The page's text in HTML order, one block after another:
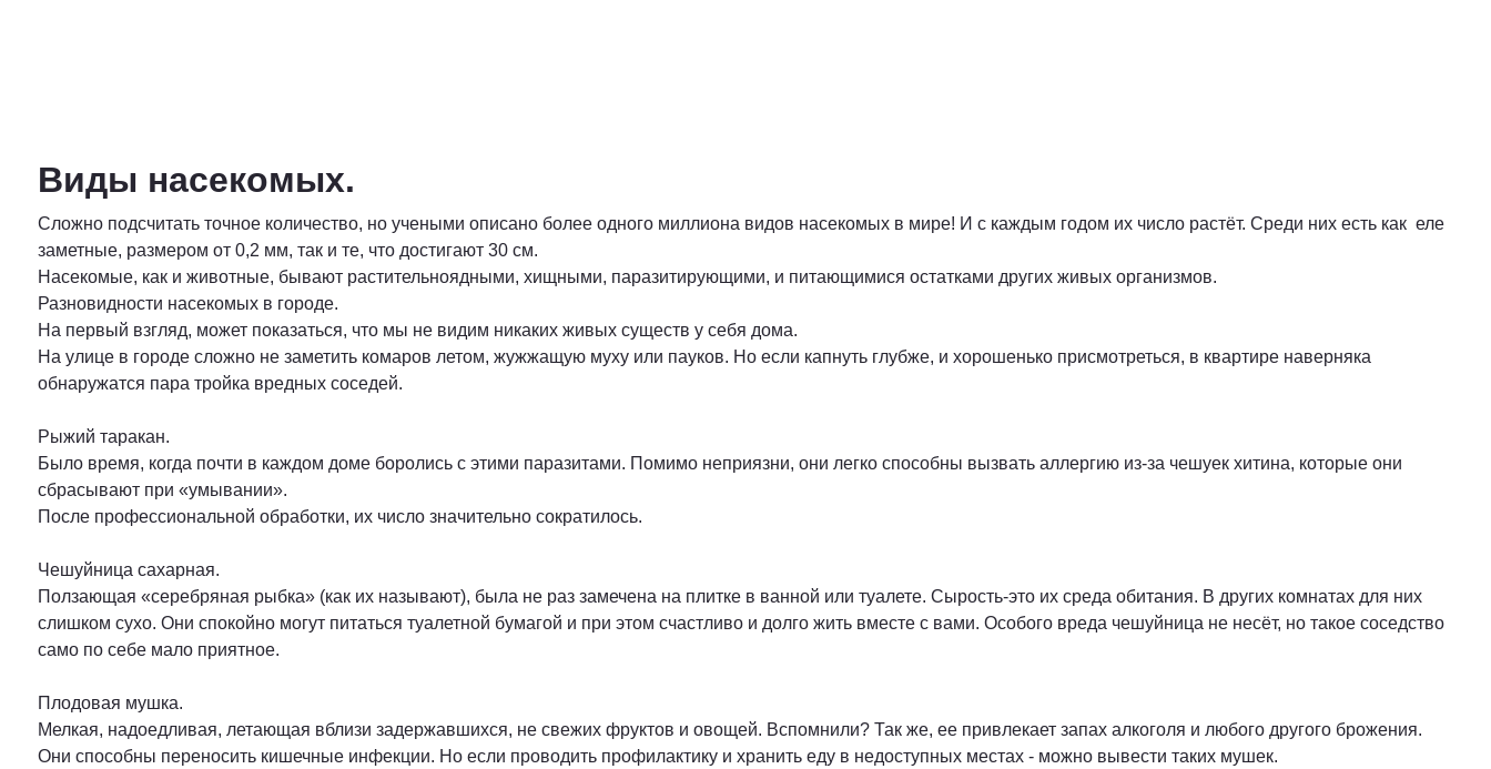
Виды насекомых.
Сложно подсчитать точное количество, но учеными описано более одного миллиона видов насекомых в мире! И с каждым годом их число растёт. Среди них есть как еле
заметные, размером от 0,2 мм, так и те, что достигают 30 см.
Насекомые, как и животные, бывают растительноядными, хищными, паразитирующими, и питающимися остатками других живых организмов.
Разновидности насекомых в городе.
На первый взгляд, может показаться, что мы не видим никаких живых существ у себя дома.
На улице в городе сложно не заметить комаров летом, жужжащую муху или пауков. Но если капнуть глубже, и хорошенько присмотреться, в квартире наверняка
обнаружатся пара тройка вредных соседей.
Рыжий таракан.
Было время, когда почти в каждом доме боролись с этими паразитами. Помимо неприязни, они легко способны вызвать аллергию из-за чешуек хитина, которые они
сбрасывают при «умывании».
После профессиональной обработки, их число значительно сократилось.
Чешуйница сахарная.
Ползающая «серебряная рыбка» (как их называют), была не раз замечена на плитке в ванной или туалете. Сырость-это их среда обитания. В других комнатах для них
слишком сухо. Они спокойно могут питаться туалетной бумагой и при этом счастливо и долго жить вместе с вами. Особого вреда чешуйница не несёт, но такое соседство
само по себе мало приятное.
Плодовая мушка.
Мелкая, надоедливая, летающая вблизи задержавшихся, не свежих фруктов и овощей. Вспомнили? Так же, ее привлекает запах алкоголя и любого другого брожения.
Они способны переносить кишечные инфекции. Но если проводить профилактику и хранить еду в недоступных местах - можно вывести таких мушек.